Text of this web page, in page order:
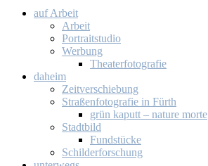
auf Ar­beit
Ar­beit
Por­trait­stu­dio
Wer­bung
Thea­ter­fo­to­gra­fie
da­heim
Zeit­ver­schie­bung
Stra­ßen­fo­to­gra­fie in Fürth
grün ka­putt – na­tu­re mor­te
Stadt­bild
Fund­stü­cke
Schil­der­for­schung